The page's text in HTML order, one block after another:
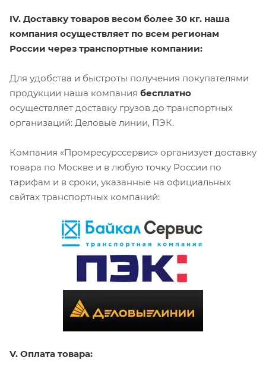
IV. Доставку товаров весом более 30 кг. наша
компания осуществляет по всем регионам
России через транспортные компании:
Для удобства и быстроты получения покупателями
продукции наша компания бесплатно
осуществляет доставку грузов до транспортных
организаций: Деловые линии, ПЭК.
Компания «Промресурссервис» организует доставку
товара по Москве и в любую точку России по
тарифам и в сроки, указанные на официальных
сайтах транспортных компаний:
V. Оплата товара: